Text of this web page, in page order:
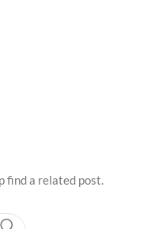
find a related post.